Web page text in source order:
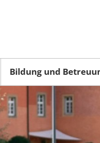
Bildung und